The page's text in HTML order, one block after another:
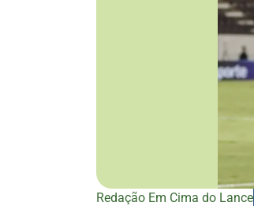
Redação Em Cima do Lance